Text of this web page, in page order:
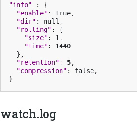
"info" :
{
"enable" : true,
"dir" : null ,
"rolling" :
{
"size" : 1 ,
"time" :
1440
},
"retention" : 5,
"compression" : false,
}
watch.log